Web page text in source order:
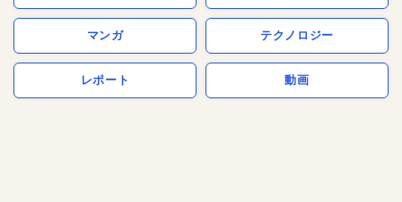
マンガ テクノロジー
レポート 動画